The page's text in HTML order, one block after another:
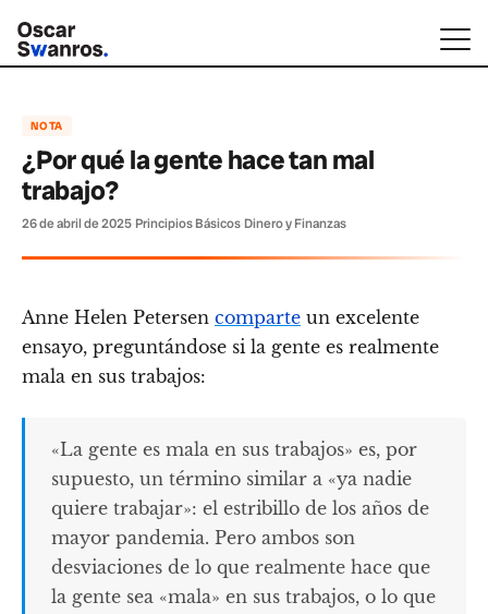
NOTA
¿Por qué la gente hace tan mal
trabajo?
26 de abril de 2025 Principios Básicos Dinero y Finanzas
Anne Helen Petersen comparte un excelente
ensayo, preguntándose si la gente es realmente
mala en sus trabajos:
«La gente es mala en sus trabajos» es, por
supuesto, un término similar a «ya nadie
quiere trabajar»: el estribillo de los años de
mayor pandemia. Pero ambos son
desviaciones de lo que realmente hace que
la gente sea «mala» en sus trabajos, o lo que